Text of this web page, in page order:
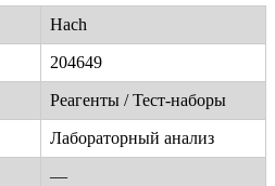
Hach
204649
Реагенты / Тест-наборы
Лабораторный анализ
—